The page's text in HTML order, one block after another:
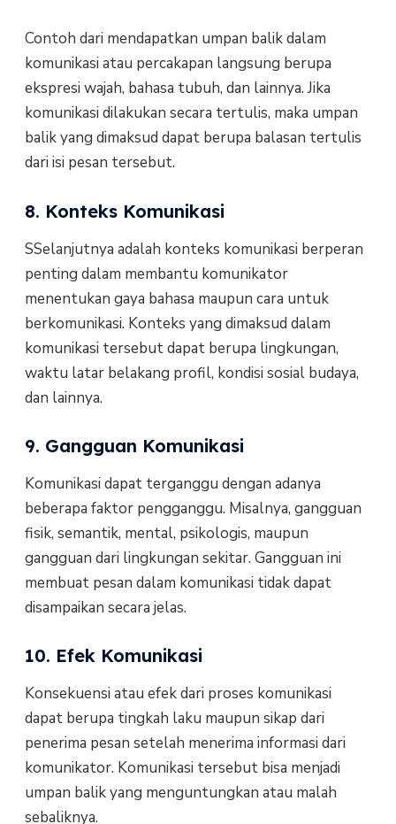
Contoh dari mendapatkan umpan balik dalam
komunikasi atau percakapan langsung berupa
ekspresi wajah, bahasa tubuh, dan lainnya. Jika
komunikasi dilakukan secara tertulis, maka umpan
balik yang dimaksud dapat berupa balasan tertulis
dari isi pesan tersebut.
8. Konteks Komunikasi
SSelanjutnya adalah konteks komunikasi berperan
penting dalam membantu komunikator
menentukan gaya bahasa maupun cara untuk
berkomunikasi. Konteks yang dimaksud dalam
komunikasi tersebut dapat berupa lingkungan,
waktu latar belakang profil, kondisi sosial budaya,
dan lainnya.
9. Gangguan Komunikasi
Komunikasi dapat terganggu dengan adanya
beberapa faktor pengganggu. Misalnya, gangguan
fisik, semantik, mental, psikologis, maupun
gangguan dari lingkungan sekitar. Gangguan ini
membuat pesan dalam komunikasi tidak dapat
disampaikan secara jelas.
10. Efek Komunikasi
Konsekuensi atau efek dari proses komunikasi
dapat berupa tingkah laku maupun sikap dari
penerima pesan setelah menerima informasi dari
komunikator. Komunikasi tersebut bisa menjadi
umpan balik yang menguntungkan atau malah
sebaliknya.